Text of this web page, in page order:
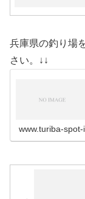
兵庫県の釣り場
さい。↓↓
www.turiba-